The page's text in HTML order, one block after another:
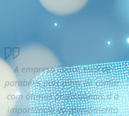
A empresa Railoc está de
parabéns,pois além de contar
com ótimos profissionais,d á
importância ao atendimento